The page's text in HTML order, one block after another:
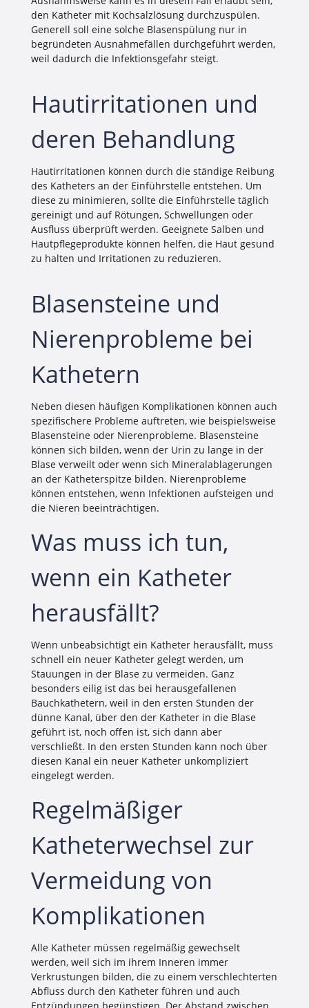
den Katheter mit Kochsalzlösung durchzuspülen.
Generell soll eine solche Blasenspülung nur in
begründeten Ausnahmefällen durchgeführt werden,
weil dadurch die Infektionsgefahr steigt.
Hautirritationen und
deren Behandlung
Hautirritationen können durch die ständige Reibung
des Katheters an der Einführstelle entstehen. Um
diese zu minimieren, sollte die Einführstelle täglich
gereinigt und auf Rötungen, Schwellungen oder
Ausfluss überprüft werden. Geeignete Salben und
Hautpflegeprodukte können helfen, die Haut gesund
zu halten und Irritationen zu reduzieren.
Blasensteine und
Nierenprobleme bei
Kathetern
Neben diesen häufigen Komplikationen können auch
spezifischere Probleme auftreten, wie beispielsweise
Blasensteine oder Nierenprobleme. Blasensteine
können sich bilden, wenn der Urin zu lange in der
Blase verweilt oder wenn sich Mineralablagerungen
an der Katheterspitze bilden. Nierenprobleme
können entstehen, wenn Infektionen aufsteigen und
die Nieren beeinträchtigen.
Was muss ich tun,
wenn ein Katheter
herausfällt?
Wenn unbeabsichtigt ein Katheter herausfällt, muss
schnell ein neuer Katheter gelegt werden, um
Stauungen in der Blase zu vermeiden. Ganz
besonders eilig ist das bei herausgefallenen
Bauchkathetern, weil in den ersten Stunden der
dünne Kanal, über den der Katheter in die Blase
geführt ist, noch offen ist, sich dann aber
verschließt. In den ersten Stunden kann noch über
diesen Kanal ein neuer Katheter unkompliziert
eingelegt werden.
Regelmäßiger
Katheterwechsel zur
Vermeidung von
Komplikationen
Alle Katheter müssen regelmäßig gewechselt
werden, weil sich im ihrem Inneren immer
Verkrustungen bilden, die zu einem verschlechterten
Abfluss durch den Katheter führen und auch